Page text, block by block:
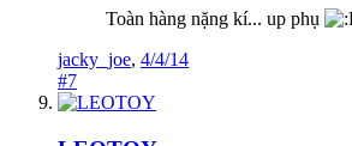
Toàn hàng nặng kí... up phụ
jacky_joe, 4/4/14
#7